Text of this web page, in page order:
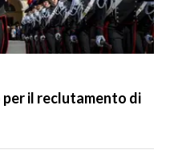
per il reclutamento di